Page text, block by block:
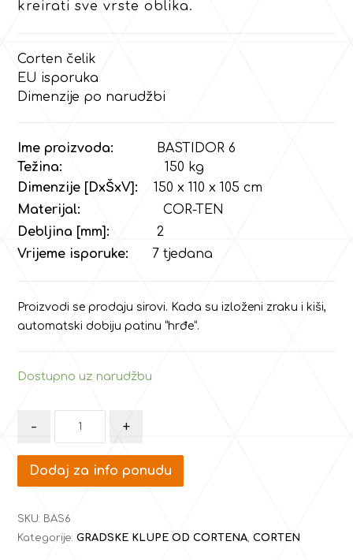
kreirati sve vrste oblika.
Corten čelik
EU isporuka
Dimenzije po narudžbi
Ime proizvoda:
BASTIDOR 6
Težina:
150 kg
Dimenzije [DxŠxV]:
150 x 110 x 105 cm
Materijal:
COR-TEN
Debljina [mm]:
2
Vrijeme isporuke:
7 tjedana
Proizvodi se prodaju sirovi. Kada su izloženi zraku i kiši,
automatski dobiju patinu “hrđe”.
Dostupno uz narudžbu
- +
Dodaj za info ponudu
SKU: BAS6
Kategorije:GRADSKE KLUPE OD CORTENA ,CORTEN